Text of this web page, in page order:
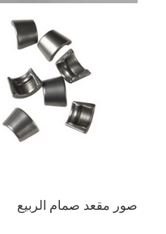
صور مقعد صمام الربيع